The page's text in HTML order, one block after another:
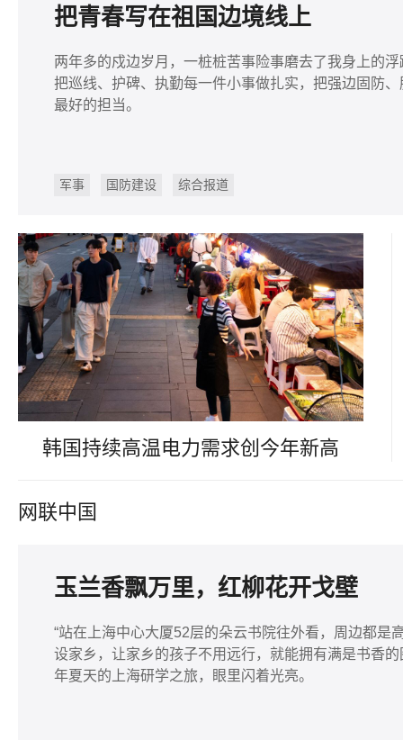
把青春写在祖国边境线上
两年多的戍边岁月，一桩桩苦事险事磨去了我身上的
把巡线、护碑、执勤每一件小事做扎实，把强边固防
最好的担当。
军事 国防建设 综合报道
韩国持续高温电力需求创今年新高
网联中国
玉兰香飘万里，红柳花开戈壁
“站在上海中心大厦52层的朵云书院往外看，周边都
设家乡，让家乡的孩子不用远行，就能拥有满是书香
年夏天的上海研学之旅，眼里闪着光亮。